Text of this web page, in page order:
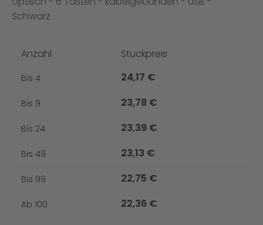
Schwarz
Anzahl Stückpreis
Bis 4 24,17 €
Bis 9 23,78 €
Bis 24 23,39 €
Bis 49 23,13 €
Bis 99 22,75 €
Ab 100 22,36 €